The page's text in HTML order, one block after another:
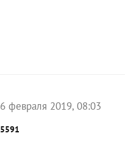
6 февраля 2019, 08:03
5591